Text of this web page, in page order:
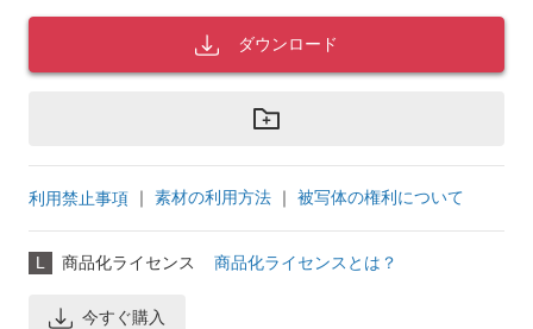
ダウンロード
利用禁止事項 ｜ 素材の利用方法 ｜ 被写体の権利について
L 商品化ライセンス 商品化ライセンスとは？
今すぐ購入